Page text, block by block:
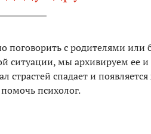
поговорить с родителями или
ситуации, мы архивируем ее и
спадает и
психолог.